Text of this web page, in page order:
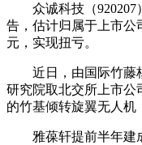
众诚科技（920207
告，估计归属于上市公
元，实现扭亏。
近日，由国际竹藤
研究院取北交所上市公
的竹基倾转旋翼无人机
雅葆轩提前半年建